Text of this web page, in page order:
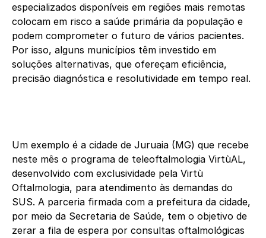
especializados disponíveis em regiões mais remotas
colocam em risco a saúde primária da população e
podem comprometer o futuro de vários pacientes.
Por isso, alguns municípios têm investido em
soluções alternativas, que ofereçam eficiência,
precisão diagnóstica e resolutividade em tempo real.
Um exemplo é a cidade de Juruaia (MG) que recebe
neste mês o programa de teleoftalmologia VirtùAL,
desenvolvido com exclusividade pela Virtù
Oftalmologia, para atendimento às demandas do
SUS. A parceria firmada com a prefeitura da cidade,
por meio da Secretaria de Saúde, tem o objetivo de
zerar a fila de espera por consultas oftalmológicas